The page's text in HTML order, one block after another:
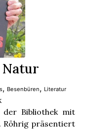
, Besenbüren, Literatur
der Bibliothek mit
Röhrig präsentiert